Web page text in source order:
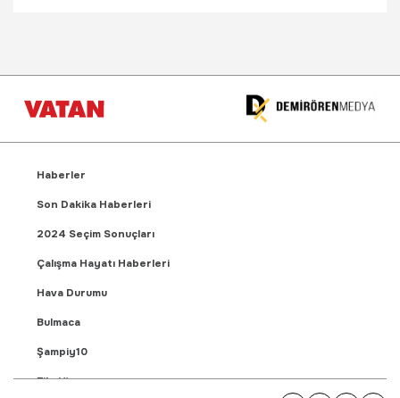
Haberler
Son Dakika Haberleri
2024 Seçim Sonuçları
Çalışma Hayatı Haberleri
Hava Durumu
Bulmaca
Şampiy10
Fikstür